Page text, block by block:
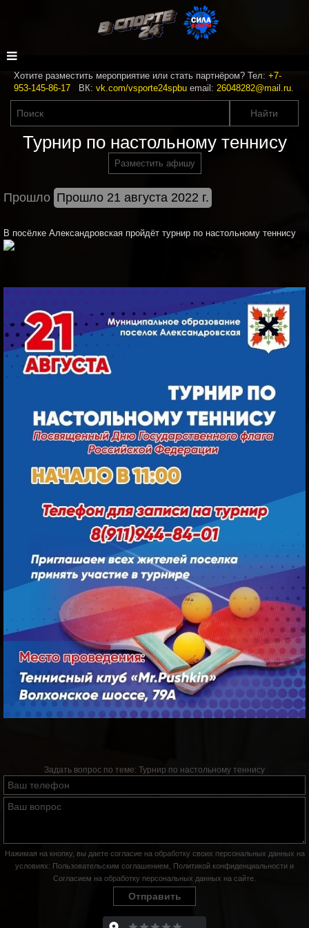
Хотите разместить мероприятие или стать партнёром? Тел: +7-
953-145-86-17 ВК: vk.com/vsporte24spbu email: 26048282@mail.ru.
Турнир по настольному теннису
Разместить афишу
Прошло Прошло 21 августа 2022 г.
В посёлке Александровская пройдёт турнир по настольному теннису
Задать вопрос по теме: Турнир по настольному теннису
Нажимая на кнопку, вы даете согласие на обработку своих персональных данных на
условиях: Пользовательским соглашением Политикой конфиденциальности и
Согласием на обработку персональных данных на сайте
Отправить